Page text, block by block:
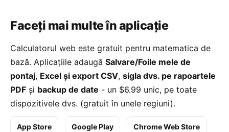
Faceți mai multe în aplicație
Calculatorul web este gratuit pentru matematica de
bază. Aplicațiile adaugă Salvare/Foile mele de
pontaj, Excel și export CSV, sigla dvs. pe rapoartele
PDF și backup de date - un $6.99 unic, pe toate
dispozitivele dvs. (gratuit în unele regiuni).
App Store Google Play Chrome Web Store